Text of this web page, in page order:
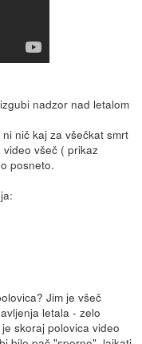
nadzor nad letalom
nič kaj za všečkat smrt
všeč ( prikaz
posneto.
Jim je všeč
letala - zelo
skoraj polovica video